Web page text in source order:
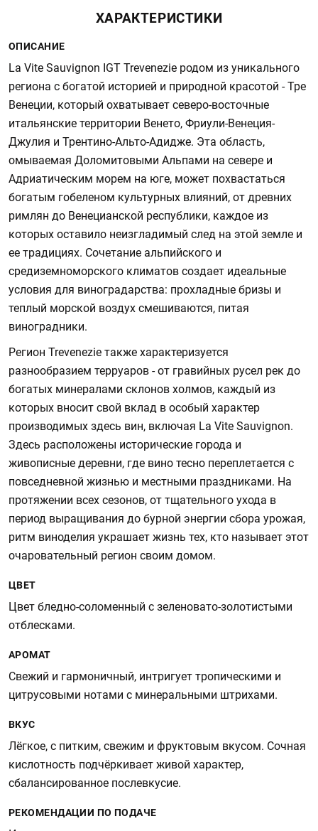
ХАРАКТЕРИСТИКИ
ОПИСАНИЕ
La Vite Sauvignon IGT Trevenezie родом из уникального
региона с богатой историей и природной красотой - Тре
Венеции, который охватывает северо-восточные
итальянские территории Венето, Фриули-Венеция-
Джулия и Трентино-Альто-Адидже. Эта область,
омываемая Доломитовыми Альпами на севере и
Адриатическим морем на юге, может похвастаться
богатым гобеленом культурных влияний, от древних
римлян до Венецианской республики, каждое из
которых оставило неизгладимый след на этой земле и
ее традициях. Сочетание альпийского и
средиземноморского климатов создает идеальные
условия для виноградарства: прохладные бризы и
теплый морской воздух смешиваются, питая
виноградники.
Регион Trevenezie также характеризуется
разнообразием терруаров - от гравийных русел рек до
богатых минералами склонов холмов, каждый из
которых вносит свой вклад в особый характер
производимых здесь вин, включая La Vite Sauvignon.
Здесь расположены исторические города и
живописные деревни, где вино тесно переплетается с
повседневной жизнью и местными праздниками. На
протяжении всех сезонов, от тщательного ухода в
период выращивания до бурной энергии сбора урожая,
ритм виноделия украшает жизнь тех, кто называет этот
очаровательный регион своим домом.
ЦВЕТ
Цвет бледно-соломенный с зеленовато-золотистыми
отблесками.
АРОМАТ
Свежий и гармоничный, интригует тропическими и
цитрусовыми нотами с минеральными штрихами.
ВКУС
Лёгкое, с питким, свежим и фруктовым вкусом. Сочная
кислотность подчёркивает живой характер,
сбалансированное послевкусие.
РЕКОМЕНДАЦИИ ПО ПОДАЧЕ